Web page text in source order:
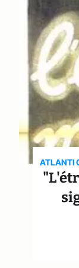
ATLANTI